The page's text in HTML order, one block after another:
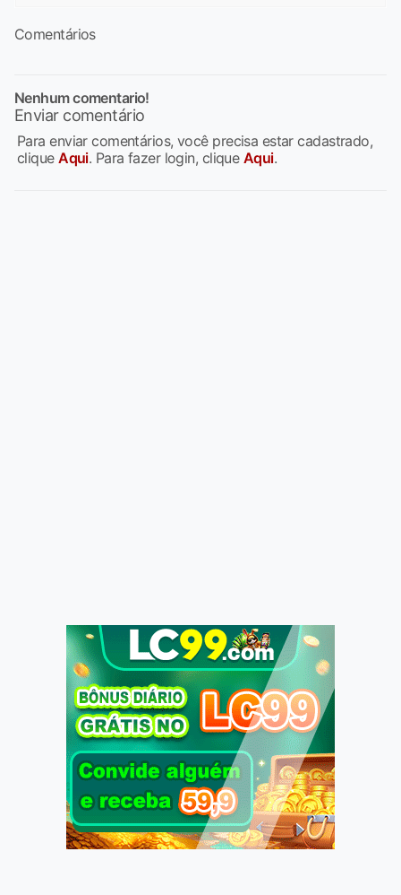
Comentários
Nenhum comentario!
Enviar comentário
Para enviar comentários, você precisa estar cadastrado,
cliqueAqui. Para fazer login, clique Aqui.